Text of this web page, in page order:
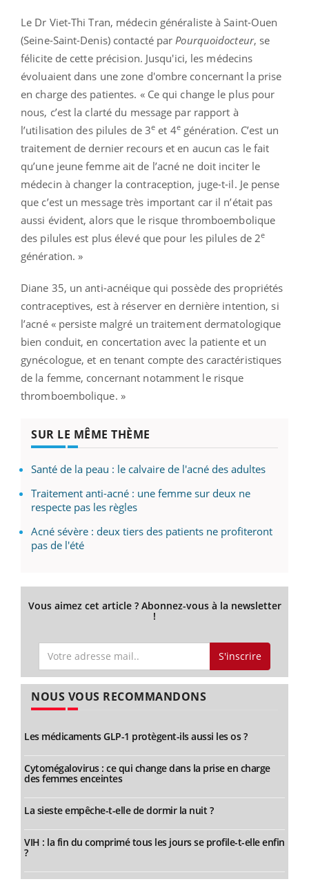
Le Dr Viet-Thi Tran, médecin généraliste à Saint-Ouen
(Seine-Saint-Denis) contacté par Pourquoidocteur, se
félicite de cette précision. Jusqu'ici, les médecins
évoluaient dans une zone d'ombre concernant la prise
en charge des patientes. « Ce qui change le plus pour
nous, c’est la clarté du message par rapport à
l’utilisation des pilules de 3e et 4egénération. C’est un
traitement de dernier recours et en aucun cas le fait
qu’une jeune femme ait de l’acné ne doit inciter le
médecin à changer la contraception, juge-t-il. Je pense
que c’est un message très important car il n’était pas
aussi évident, alors que le risque thromboembolique
des pilules est plus élevé que pour les pilules de 2e
génération. »
Diane 35, un anti-acnéique qui possède des propriétés
contraceptives, est à réserver en dernière intention, si
l’acné « persiste malgré un traitement dermatologique
bien conduit, en concertation avec la patiente et un
gynécologue, et en tenant compte des caractéristiques
de la femme, concernant notamment le risque
thromboembolique. »
SUR LE MÊME THÈME
Santé de la peau : le calvaire de l'acné des adultes
Traitement anti-acné : une femme sur deux ne
respecte pas les règles
Acné sévère : deux tiers des patients ne profiteront
pas de l'été
Vous aimez cet article ? Abonnez-vous à la newsletter
!
S'inscrire
NOUS VOUS RECOMMANDONS
Les médicaments GLP-1 protègent-ils aussi les os ?
Cytomégalovirus : ce qui change dans la prise en charge
des femmes enceintes
La sieste empêche-t-elle de dormir la nuit ?
VIH : la fin du comprimé tous les jours se profile-t-elle enfin
?